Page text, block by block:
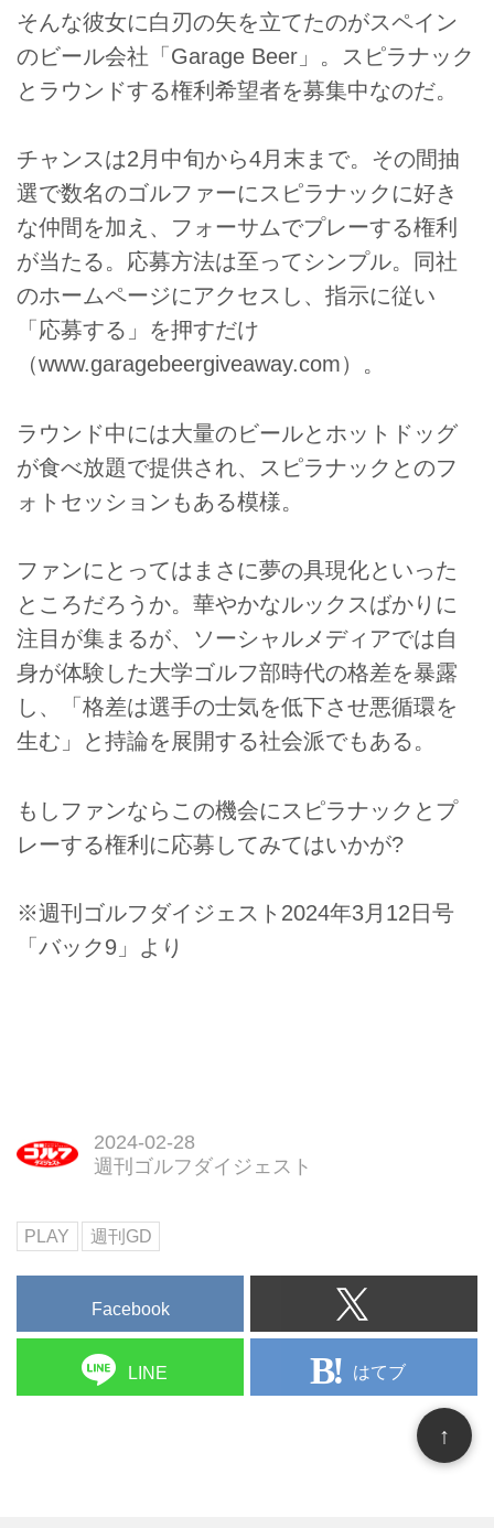
そんな彼女に白刃の矢を立てたのがスペイン
のビール会社「Garage Beer」。スピラナック
とラウンドする権利希望者を募集中なのだ。
チャンスは2月中旬から4月末まで。その間抽
選で数名のゴルファーにスピラナックに好き
な仲間を加え、フォーサムでプレーする権利
が当たる。応募方法は至ってシンプル。同社
のホームページにアクセスし、指示に従い
「応募する」を押すだけ
（www.garagebeergiveaway.com）。
ラウンド中には大量のビールとホットドッグ
が食べ放題で提供され、スピラナックとのフ
ォトセッションもある模様。
ファンにとってはまさに夢の具現化といった
ところだろうか。華やかなルックスばかりに
注目が集まるが、ソーシャルメディアでは自
身が体験した大学ゴルフ部時代の格差を暴露
し、「格差は選手の士気を低下させ悪循環を
生む」と持論を展開する社会派でもある。
もしファンならこの機会にスピラナックとプ
レーする権利に応募してみてはいかが?
※週刊ゴルフダイジェスト2024年3月12日号
「バック9」より
2024-02-28
週刊ゴルフダイジェスト
PLAY 週刊GD
Facebook
LINE はてブ
↑